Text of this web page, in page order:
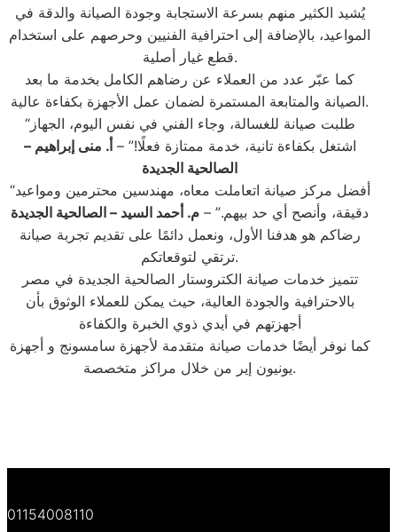
يُشيد الكثير منهم بسرعة الاستجابة وجودة الصيانة والدقة في
المواعيد، بالإضافة إلى احترافية الفنيين وحرصهم على استخدام
قطع غيار أصلية.
كما عبّر عدد من العملاء عن رضاهم الكامل بخدمة ما بعد
الصيانة والمتابعة المستمرة لضمان عمل الأجهزة بكفاءة عالية.
“طلبت صيانة للغسالة، وجاء الفني في نفس اليوم، الجهاز
اشتغل بكفاءة تانية، خدمة ممتازة فعلًا!” – أ. منى إبراهيم –
الصالحية الجديدة
“أفضل مركز صيانة اتعاملت معاه، مهندسين محترمين ومواعيد
دقيقة، وأنصح أي حد بيهم.” – م. أحمد السيد – الصالحية الجديدة
رضاكم هو هدفنا الأول، ونعمل دائمًا على تقديم تجربة صيانة
ترتقي لتوقعاتكم.
تتميز خدمات صيانة الكتروستار الصالحية الجديدة في مصر
بالاحترافية والجودة العالية، حيث يمكن للعملاء الوثوق بأن
أجهزتهم في أيدي ذوي الخبرة والكفاءة
كما نوفر أيضًا خدمات صيانة متقدمة لأجهزة سامسونج و أجهزة
يونيون إير من خلال مراكز متخصصة.
01154008110